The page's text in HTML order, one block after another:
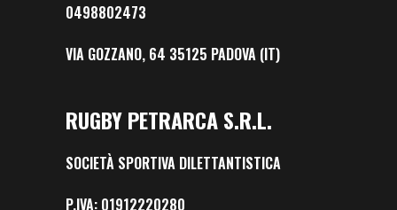
0498802473
VIA GOZZANO, 64 35125 PADOVA (IT)
RUGBY PETRARCA S.R.L.
SOCIETÀ SPORTIVA DILETTANTISTICA
P.IVA: 01912220280